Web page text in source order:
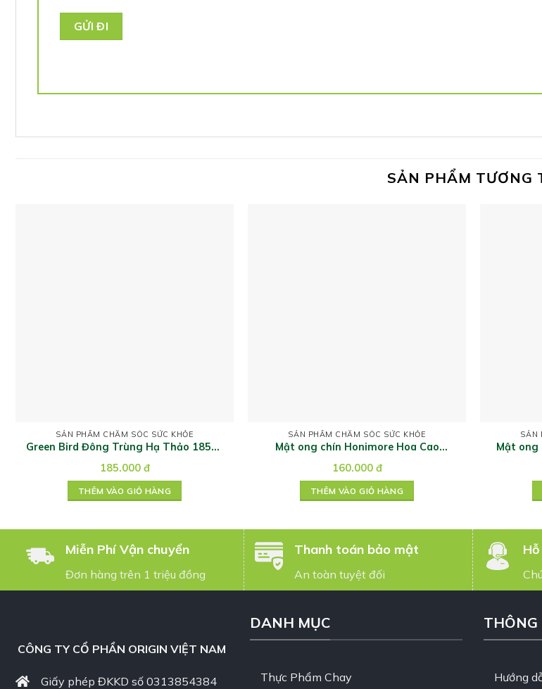
SẢN PHẨM TƯƠNG
SẢN PHẨM CHĂM SÓC SỨC KHỎE
Green Bird Đông Trùng Hạ Thảo 185ml
185.000 đ
THÊM VÀO GIỎ HÀNG
SẢN PHẨM CHĂM SÓC SỨC KHỎE
Mật ong chín Honimore Hoa Cao
160.000 đ
THÊM VÀO GIỎ HÀNG
SẢN
Mật ong
Miễn Phí Vận chuyển
Đơn hàng trên 1 triệu đồng
Thanh toán bảo mật
An toàn tuyệt đối
CÔNG TY CỔ PHẦN ORIGIN VIỆT NAM
Giấy phép ĐKKD số 0313854384
DANH MỤC
Thực Phẩm Chay
THÔNG
Hướng